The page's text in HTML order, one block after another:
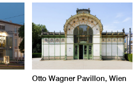
Otto Wagner Pavillon, Wien